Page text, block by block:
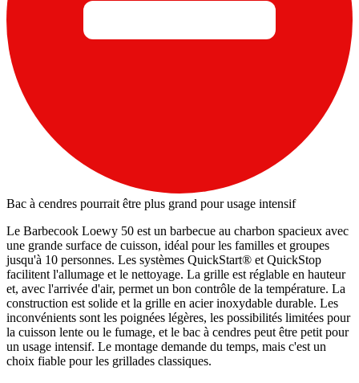
Bac à cendres pourrait être plus grand pour usage intensif
Le Barbecook Loewy 50 est un barbecue au charbon spacieux avec
une grande surface de cuisson, idéal pour les familles et groupes
jusqu'à 10 personnes. Les systèmes QuickStart® et QuickStop
facilitent l'allumage et le nettoyage. La grille est réglable en hauteur
et, avec l'arrivée d'air, permet un bon contrôle de la température. La
construction est solide et la grille en acier inoxydable durable. Les
inconvénients sont les poignées légères, les possibilités limitées pour
la cuisson lente ou le fumage, et le bac à cendres peut être petit pour
un usage intensif. Le montage demande du temps, mais c'est un
choix fiable pour les grillades classiques.